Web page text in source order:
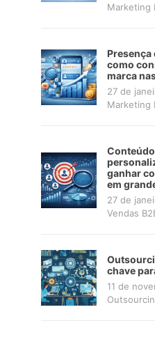
Marketing
como
marca
27 de
Marketing
ganhar
em
27 de
Vendas
chave
11 de